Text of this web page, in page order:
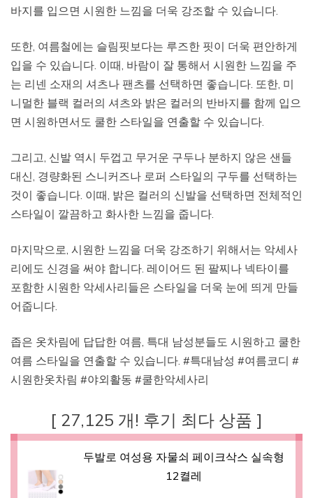
바지를 입으면 시원한 느낌을 더욱 강조할 수 있습니다.
또한, 여름철에는 슬림핏보다는 루즈한 핏이 더욱 편안하게
입을 수 있습니다. 이때, 바람이 잘 통해서 시원한 느낌을 주
는 리넨 소재의 셔츠나 팬츠를 선택하면 좋습니다. 또한, 미
니멀한 블랙 컬러의 셔츠와 밝은 컬러의 반바지를 함께 입으
면 시원하면서도 쿨한 스타일을 연출할 수 있습니다.
그리고, 신발 역시 두껍고 무거운 구두나 분하지 않은 샌들
대신, 경량화된 스니커즈나 로퍼 스타일의 구두를 선택하는
것이 좋습니다. 이때, 밝은 컬러의 신발을 선택하면 전체적인
스타일이 깔끔하고 화사한 느낌을 줍니다.
마지막으로, 시원한 느낌을 더욱 강조하기 위해서는 악세사
리에도 신경을 써야 합니다. 레이어드 된 팔찌나 넥타이를
포함한 시원한 악세사리들은 스타일을 더욱 눈에 띄게 만들
어줍니다.
좁은 옷차림에 답답한 여름, 특대 남성분들도 시원하고 쿨한
여름 스타일을 연출할 수 있습니다. #특대남성 #여름코디 #
시원한옷차림 #야외활동 #쿨한악세사리
[ 27,125 개! 후기 최다 상품 ]
두발로 여성용 자물쇠 페이크삭스 실속형
12켤레